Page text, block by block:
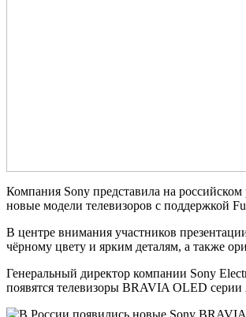
Компания Sony представила на
новые модели телевизоров с поддержкой
В центре внимания участников
чёрному цвету и ярким деталям, а также
Генеральный директор компании Sony
появятся телевизоры BRAVIA OLED